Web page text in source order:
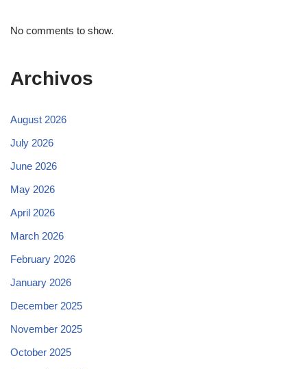
No comments to show.
Archivos
August 2026
July 2026
June 2026
May 2026
April 2026
March 2026
February 2026
January 2026
December 2025
November 2025
October 2025